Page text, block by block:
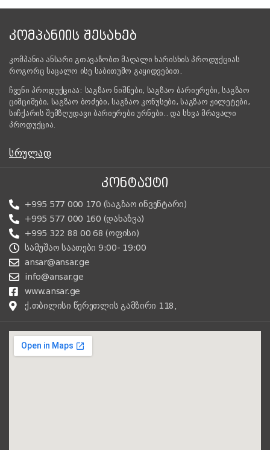
ᲙᲝᲛᲞᲐᲜᲘᲘᲡ ᲨᲔᲡᲐᲮᲔᲑ
კომპანია ანსარი გთავაზობთ მაღალი ხარისხის პროდუქციას
როგორც საცალო ისე საბითუმო გაყიდვებით.
ჩვენი პროდუქციაა: საგზაო ნიშნები, საგზაო ბარიერები, საგზაო
ციმციმები, საგზაო ბოძები, საგზაო კონუსები, საგზაო ჟილეტები,
სიჩქარის შემზღუდავი ბარიერები ურნები.. და სხვა მრავალი
პროდუქცია.
ᲡᲠᲣᲚᲐᲓ
ᲙᲝᲜᲢᲐᲥᲢᲘ
+995 577 000 170 (საგზაო ინვენტარი)
+995 577 000 160 (დახაზვა)
+995 322 88 00 68 (ოფისი)
სამუშაო საათები 9:00- 19:00
ansar@ansar.ge
info@ansar.ge
www.ansar.ge
ქ.თბილისი წერეთლის გამზირი 118,